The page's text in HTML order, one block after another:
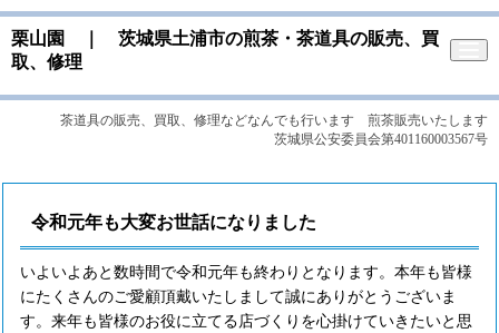
栗山園 ｜ 茨城県土浦市の煎茶・茶道具の販売、買
取、修理
茶道具の販売、買取、修理などなんでも行います 煎茶販売いたします
茨城県公安委員会第401160003567号
令和元年も大変お世話になりました
いよいよあと数時間で令和元年も終わりとなります。本年も皆様
にたくさんのご愛顧頂戴いたしまして誠にありがとうございま
す。来年も皆様のお役に立てる店づくりを心掛けていきたいと思